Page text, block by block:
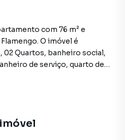
com 76 m² e
O imóvel é
Quartos, banheiro social,
de serviço, quarto de
proporcionando uma
de serviço, gás encanado.